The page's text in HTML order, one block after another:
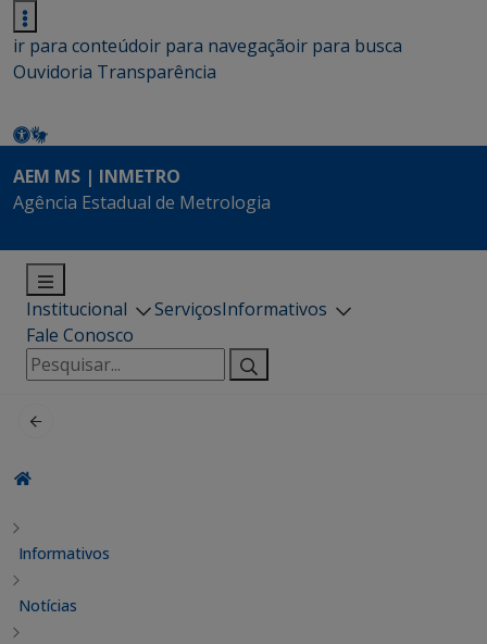
ir para conteúdoir para navegaçãoir para busca
Ouvidoria Transparência
AEM MS | INMETRO
Agência Estadual de Metrologia
Institucional ServiçosInformativos
Fale Conosco
Pesquisar
por:
Informativos
Notícias